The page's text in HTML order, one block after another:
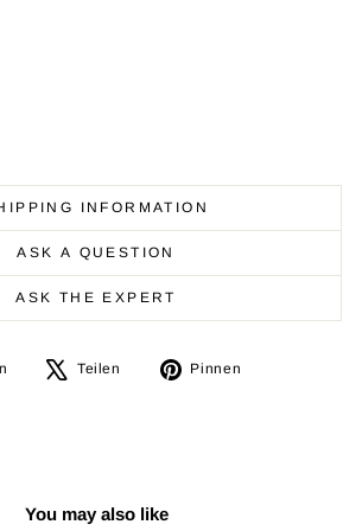
INFORMATION
ASK A QUESTION
ASK THE EXPERT
Auf
Teilen
Auf
Pinnen
You may also like